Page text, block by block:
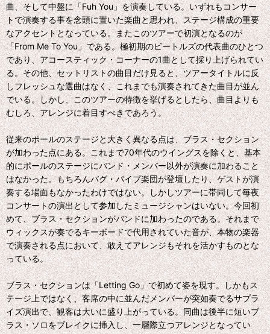
曲、そして中盤に「Fuh You」を演奏している。いずれもコンサー
トで演奏する事を念頭に置いた楽曲と思われ、ステージ構成の重要
なアクセントとなっている。またこのツアーで初演となるのが
「From Me To You」である。極初期のビートルズの代表曲のひとつ
であり、アコースティック・コーナーの1曲として採り上げられてい
る。その他、セットリストの曲目だけ見ると、ツアータイトルに反
しフレッシュな選曲はなく、これまでも演奏されてきた曲目が並ん
でいる。しかし、このツアーの特徴を挙げるとしたら、曲目よりも
むしろ、アレンジに着目すべきであろう。
従来のポールのステージと大きく異なる点は、ブラス・セクション
が加わった点にある。これまで70年代のウイングスを除くと、基本
的にポールのステージにバンド・メンバー以外が演奏に加わること
はなかった。もちろんバグ・パイプ楽団が登壇したり、ゲストが演
奏する場面もなかったわけではない。しかしツアーに帯同して毎夜
コンサートの演出として参加したミュージシャンはいない。今回初
めて、ブラス・セクションがバンドに加わったのである。それまで
ウィックスが奏でるキーボードで代用されていた音が、本物の楽器
で演奏される点において、敢えてアレンジもそれを活かすものとな
っている。
ブラス・セクションは「Letting Go」で初めて姿を現す。しかもス
テージ上ではなく、客席の中に並んだメンバーが突如奏でるサプラ
イズ演出で、観客は大いに盛り上がっている。同曲は後半に短いブ
ラス・ソロをブレイクに挿入し、一層際立つアレンジとなってい